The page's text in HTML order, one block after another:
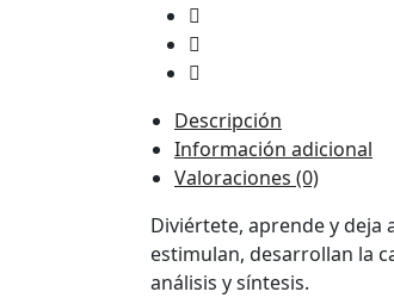
Descripción
Información adicional
Valoraciones (0)
Diviértete, aprende y deja
estimulan, desarrollan la
análisis y síntesis.